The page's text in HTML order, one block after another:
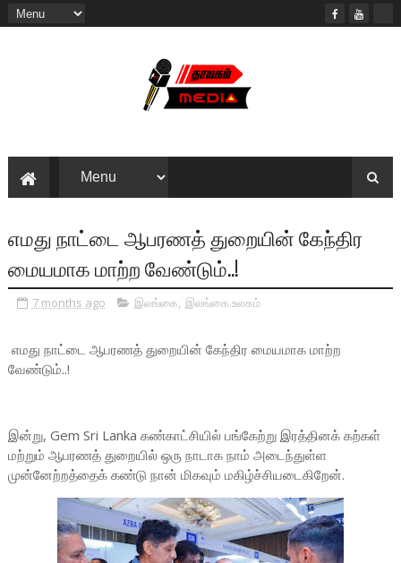
எமது நாட்டை ஆபரணத் துறையின் கேந்திர
மையமாக மாற்ற வேண்டும்..!
7 months ago இலங்கை, இலங்கை.உலகம்
எமது நாட்டை ஆபரணத் துறையின் கேந்திர மையமாக மாற்ற
வேண்டும்..!
இன்று, Gem Sri Lanka கண்காட்சியில் பங்கேற்று இரத்தினக் கற்கள்
மற்றும் ஆபரணத் துறையில் ஒரு நாடாக நாம் அடைந்துள்ள
முன்னேற்றத்தைக் கண்டு நான் மிகவும் மகிழ்ச்சியடைகிறேன்.